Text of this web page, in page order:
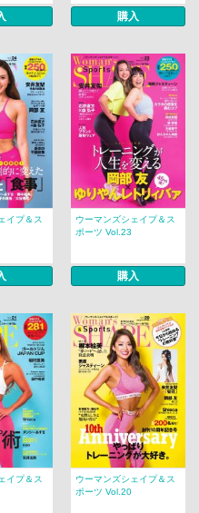
購入
イプ＆ス
ウーマンズシェイプ＆ス
ポーツ Vol.23
購入
イプ＆ス
ウーマンズシェイプ＆ス
ポーツ Vol.20